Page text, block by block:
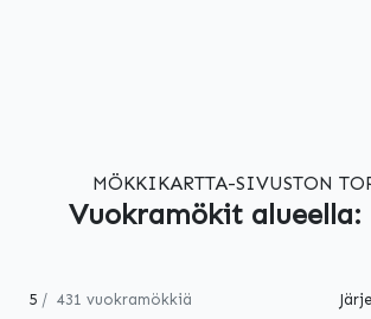
MÖKKIKARTTA-SIVUSTON
Vuokramökit alueella:
5 431 vuokramökkiä